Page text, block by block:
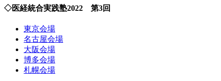
◇医経統合実践塾2022 第3回
東京会場
名古屋会場
大阪会場
博多会場
札幌会場